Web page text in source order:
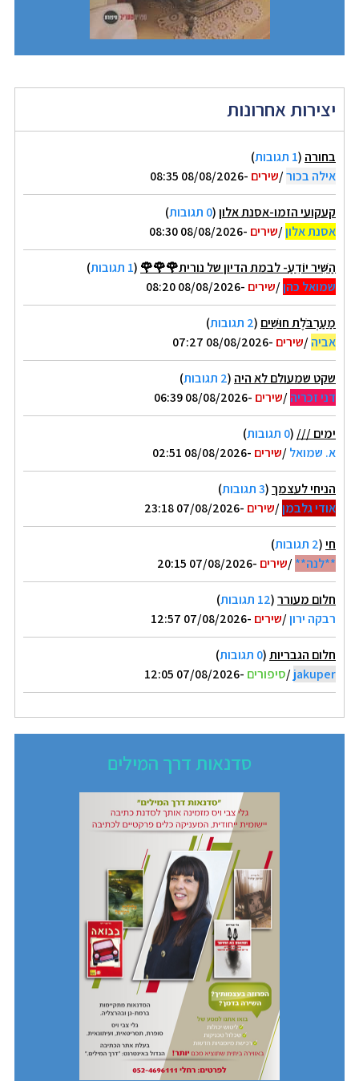
יצירות אחרונות
בחורה (1 תגובות
)
אילה בכור/שירים -08/08/2026 08:35
קעקועי הזמו-אסנת אלון(0 תגובות
)
אסנת אלון/שירים -08/08/2026 08:30
הַשִּׁיר יוֹדֵעַ- לבמת הדיון של נורית🌹🌹🌹 (1 תגובות
)
שמואל כהן/שירים -08/08/2026 08:20
מַעַרְבֹּלֶת חוּשִׁים (2 תגובות
)
אביה/שירים -08/08/2026 07:27
שקט שמעולם לא היה (2 תגובות
)
דני זכריה/שירים -08/08/2026 06:39
ימים /// (0 תגובות
)
א. שמואל/שירים -08/08/2026 02:51
הניחי לעצמך(3 תגובות
)
אודי גלבמן/שירים -07/08/2026 23:18
חי(2 תגובות
)
**לנה**/שירים -07/08/2026 20:15
חלום מעורר(12 תגובות
)
רבקה ירון/שירים -07/08/2026 12:57
חלום הגבריות(0 תגובות
)
jakuper
/סיפורים -07/08/2026 12:05
סדנאות דרך המילים